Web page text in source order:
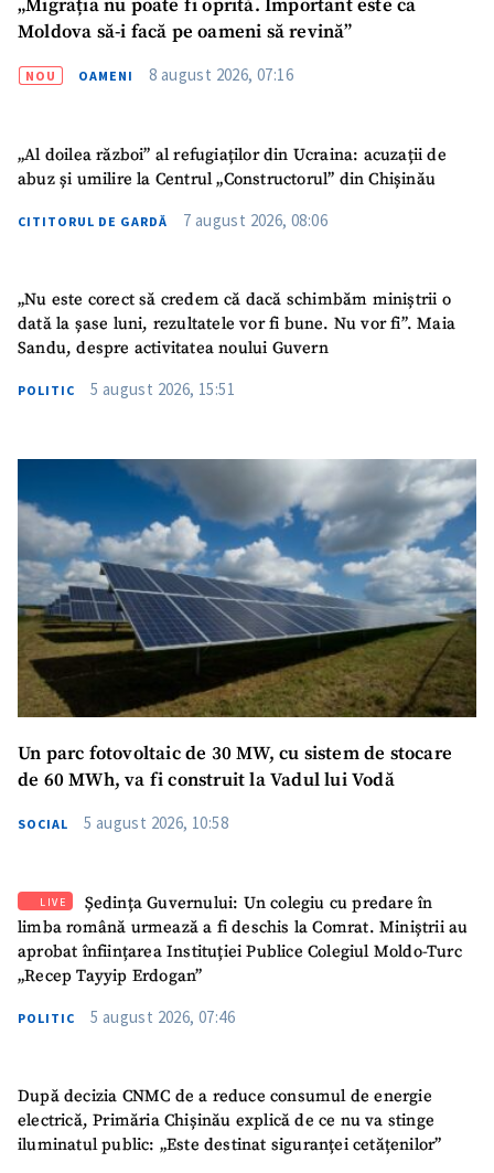
„Migrația nu poate fi oprită. Important este ca
Moldova să-i facă pe oameni să revină”
NOU OAMENI 8 august 2026, 07:16
„Al doilea război” al refugiaților din Ucraina: acuzații de
abuz și umilire la Centrul „Constructorul” din Chișinău
CITITORUL DE GARDĂ 7 august 2026, 08:06
„Nu este corect să credem că dacă schimbăm miniștrii o
dată la șase luni, rezultatele vor fi bune. Nu vor fi”. Maia
Sandu, despre activitatea noului Guvern
POLITIC 5 august 2026, 15:51
Un parc fotovoltaic de 30 MW, cu sistem de stocare
de 60 MWh, va fi construit la Vadul lui Vodă
SOCIAL 5 august 2026, 10:58
LIVE
Ședința Guvernului: Un colegiu cu predare în
limba română urmează a fi deschis la Comrat. Miniștrii au
aprobat înființarea Instituției Publice Colegiul Moldo-Turc
„Recep Tayyip Erdogan”
POLITIC 5 august 2026, 07:46
După decizia CNMC de a reduce consumul de energie
electrică, Primăria Chișinău explică de ce nu va stinge
iluminatul public: „Este destinat siguranței cetățenilor”